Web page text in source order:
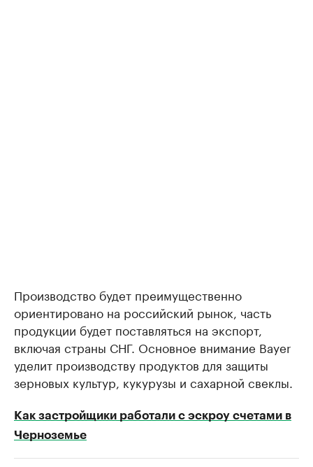
Производство будет преимущественно
ориентировано на российский рынок, часть
продукции будет поставляться на экспорт,
включая страны СНГ. Основное внимание Bayer
уделит производству продуктов для защиты
зерновых культур, кукурузы и сахарной свеклы.
Как застройщики работали с эскроу счетами в
Черноземье